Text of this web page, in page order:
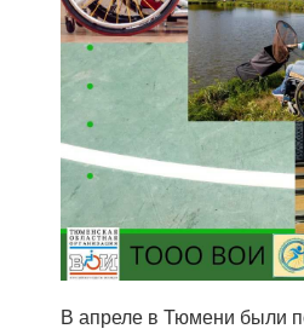
В апреле в Тюмени были